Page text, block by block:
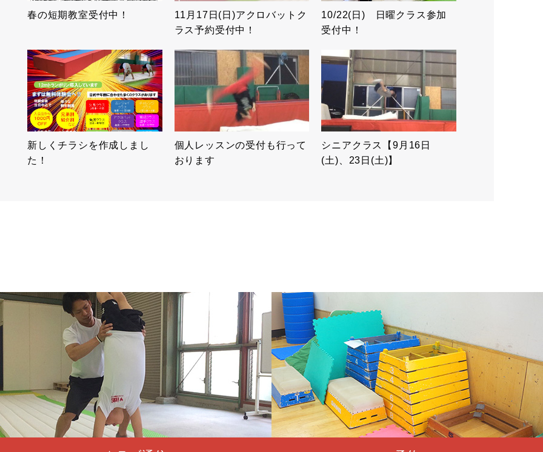
春の短期教室受付中！
11月17日(日)アクロバットク
ラス予約受付中！
10/22(日) 日曜クラス参加
受付中！
新しくチラシを作成しまし
た！
個人レッスンの受付も行って
おります
シニアクラス【9月16日
(土)、23日(土)】